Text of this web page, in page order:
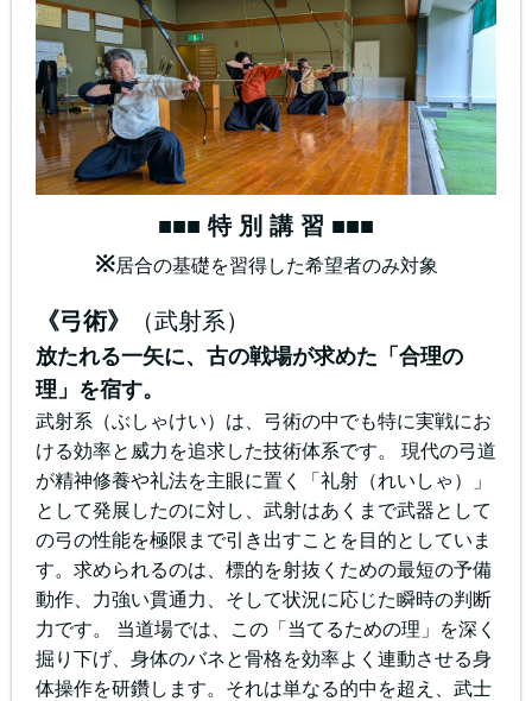
■■■ 特 別 講 習 ■■■
※居合の基礎を習得した希望者のみ対象
《弓術》 （武射系）
放たれる一矢に、古の戦場が求めた「合理の
理」を宿す。
武射系（ぶしゃけい）は、弓術の中でも特に実戦にお
ける効率と威力を追求した技術体系です。 現代の弓道
が精神修養や礼法を主眼に置く「礼射（れいしゃ）」
として発展したのに対し、武射はあくまで武器として
の弓の性能を極限まで引き出すことを目的としていま
す。求められるのは、標的を射抜くための最短の予備
動作、力強い貫通力、そして状況に応じた瞬時の判断
力です。 当道場では、この「当てるための理」を深く
掘り下げ、身体のバネと骨格を効率よく連動させる身
体操作を研鑽します。それは単なる的中を超え、武士